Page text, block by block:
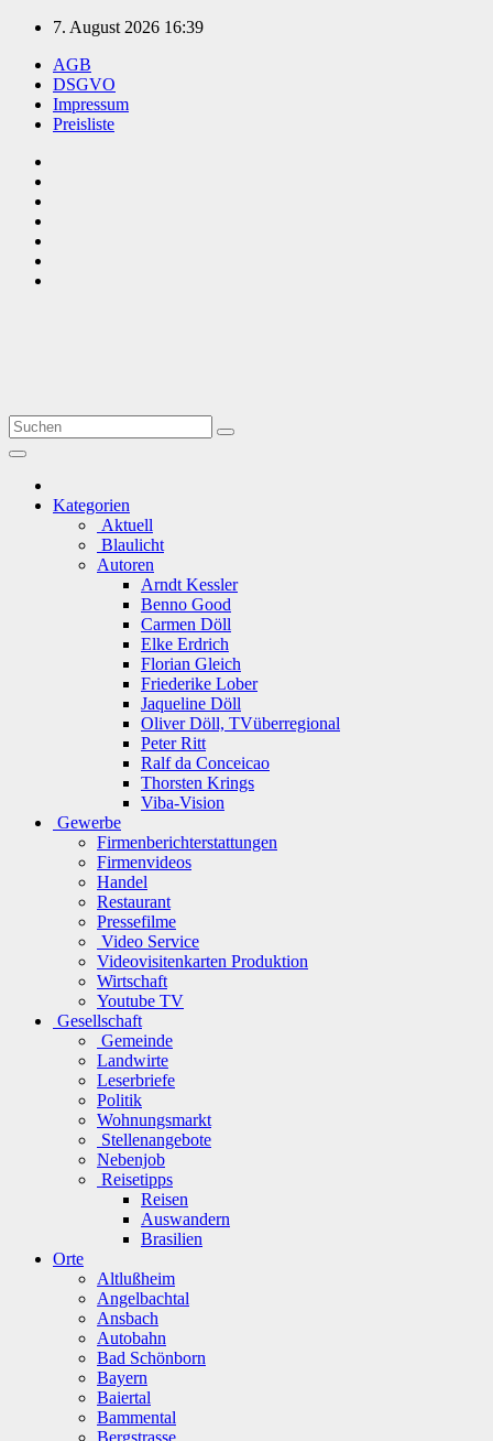
Zum
springen
7. August 2026 16:39
AGB
DSGVO
Impressum
Preisliste
Kategorien
Aktuell
Blaulicht
Autoren
Arndt Kessler
Benno Good
Carmen Döll
Elke Erdrich
Florian Gleich
Friederike Lober
Jaqueline Döll
Oliver Döll, TVüberregional
Peter Ritt
Ralf da Conceicao
Thorsten Krings
Viba-Vision
Gewerbe
Firmenberichterstattungen
Firmenvideos
Handel
Restaurant
Pressefilme
Video Service
Videovisitenkarten Produktion
Wirtschaft
Youtube TV
Gesellschaft
Gemeinde
Landwirte
Leserbriefe
Politik
Wohnungsmarkt
Stellenangebote
Nebenjob
Reisetipps
Reisen
Auswandern
Brasilien
Orte
Altlußheim
Angelbachtal
Ansbach
Autobahn
Bad Schönborn
Bayern
Baiertal
Bammental
Bergstrasse